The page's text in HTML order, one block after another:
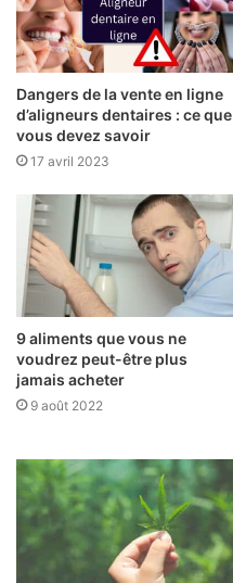
Dangers de la vente en ligne
d’aligneurs dentaires : ce que
vous devez savoir
17 avril 2023
9 aliments que vous ne
voudrez peut-être plus
jamais acheter
9 août 2022